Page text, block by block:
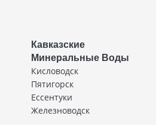
Кавказские
Минеральные Воды
Кисловодск
Пятигорск
Ессентуки
Железноводск